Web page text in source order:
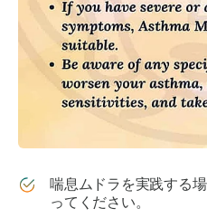
喘息ムドラ を実践する
ってください。